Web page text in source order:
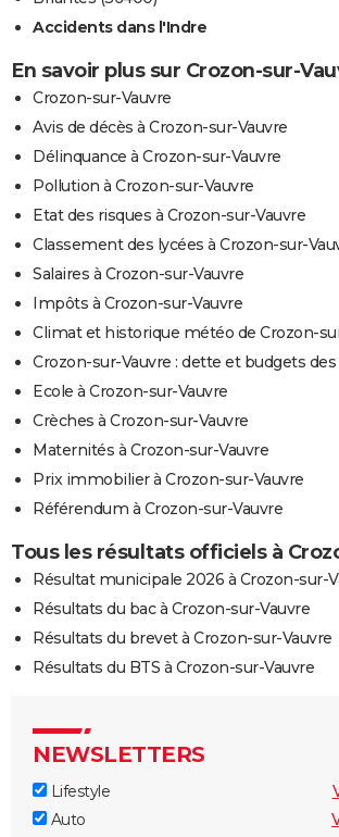
Accidents dans l'Indre
En savoir plus sur Crozon-sur-
Crozon-sur-Vauvre
Avis de décès à Crozon-sur-Vauvre
Délinquance à Crozon-sur-Vauvre
Pollution à Crozon-sur-Vauvre
Etat des risques à Crozon-sur-Vauvre
Classement des lycées à Crozon-sur-
Salaires à Crozon-sur-Vauvre
Impôts à Crozon-sur-Vauvre
Climat et historique météo de Crozon-
Crozon-sur-Vauvre : dette et budgets des
Ecole à Crozon-sur-Vauvre
Crèches à Crozon-sur-Vauvre
Maternités à Crozon-sur-Vauvre
Prix immobilier à Crozon-sur-Vauvre
Référendum à Crozon-sur-Vauvre
Tous les résultats officiels à
Résultat municipale 2026 à Crozon-sur-
Résultats du bac à Crozon-sur-Vauvre
Résultats du brevet à Crozon-sur-Vauvre
Résultats du BTS à Crozon-sur-Vauvre
NEWSLETTERS
Lifestyle
Auto